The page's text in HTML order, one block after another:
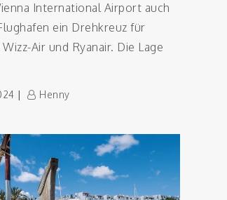
International Airport auch
ein Drehkreuz für
Air und Ryanair. Die Lage
Henny